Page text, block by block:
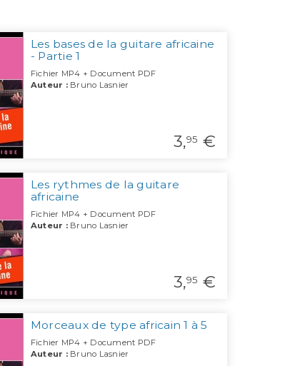
Les bases de la guitare africaine
- Partie 1
Fichier MP4 + Document PDF
Auteur :Bruno Lasnier
3,95 €
Les rythmes de la guitare
africaine
Fichier MP4 + Document PDF
Auteur :Bruno Lasnier
3,95 €
Morceaux de type africain 1 à 5
Fichier MP4 + Document PDF
Auteur :Bruno Lasnier